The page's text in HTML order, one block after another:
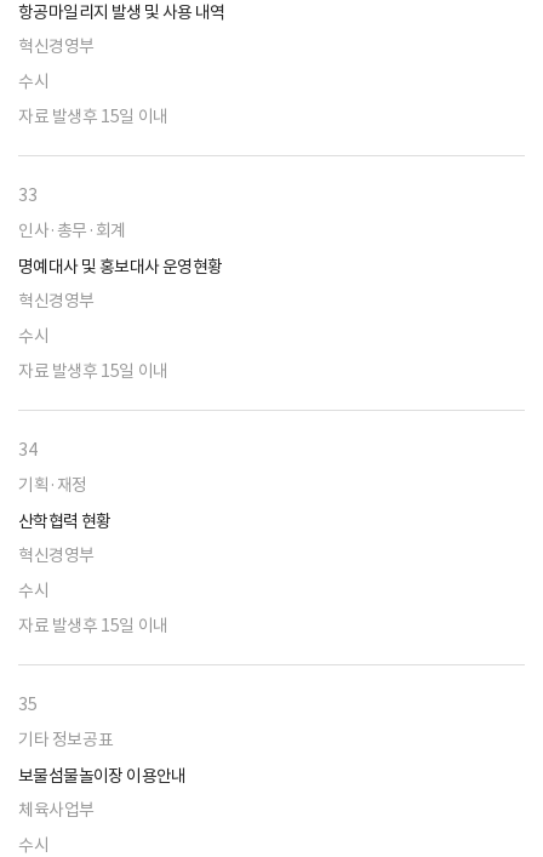
항공마일리지 발생 및 사용 내역
혁신경영부
수시
자료 발생후 15일 이내
33
인사·총무·회계
명예대사 및 홍보대사 운영현황
혁신경영부
수시
자료 발생후 15일 이내
34
기획·재정
산학협력 현황
혁신경영부
수시
자료 발생후 15일 이내
35
기타 정보공표
보물섬물놀이장 이용안내
체육사업부
수시